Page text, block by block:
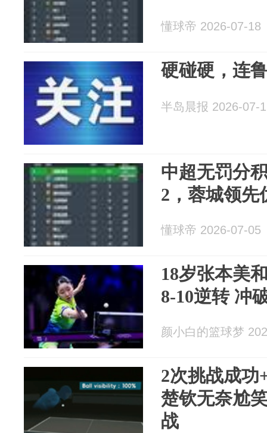
懂球帝 2026-07-18
硬碰硬，连
半岛晨报 2026-07-
中超无罚分
2，蓉城领先
懂球帝 2026-07-05
18岁张本美
8-10逆转 冲
颜小白的篮球梦
2次挑战成功
楚钦无奈尬
战